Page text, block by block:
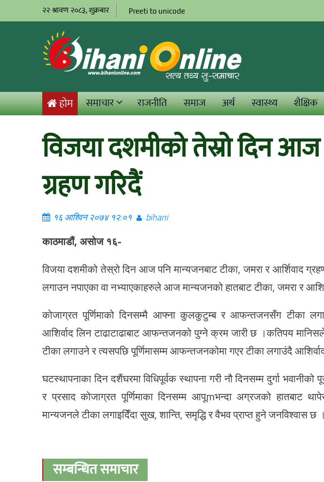
२२ श्रावण २०८३, शुक्रबार Preeti to unicode
होम समाचार राजनीति समाज अर्थ स्वास्थ्य शैक्षिक
विजया दशमीको तेस्रो दिन आज
ग्रहण गरिदैं
१६ आश्विन २०७४ १२:०१ bihani
काठमाडौं, असोज १६-
विजया दशमीको तेस्रो दिन आज पनि मान्यजनबाट टीका, जमरा र आर्शिवाद
लगाउन नपाएका वा नभ्याएकाहरुले आज मान्यजनको हातबाट टीका, जमरा र
कोजाग्रत पूर्णिमाको दिनसम्मै आफ्ना कुलकुटुम्ब र आफन्तजनसँग टीका
आशिर्वाद लिन टाढाटाढाबाट आफन्तजनको पुग्ने क्रम जारी छ ।कतिपय
टीका लगाउने र त्यसपछि पूर्णिमासम्म आफन्तजनकोमा गएर टीका लगाउंदै
घटस्थापनाका दिन दशैंघरमा विधिपूर्वक स्थापना गरी नौ दिनसम्म दुर्गा
र प्रसाद कोजाग्रत पूर्णिमाका दिनसम्म आपूmभन्दा अग्रजको हातबाट
मान्यजनले टीका लगाइदिँदा सुख, शान्ति, समृद्धि र वैभव प्राप्त हुने जनविश्वास छ ।
सम्बन्धित समाचार